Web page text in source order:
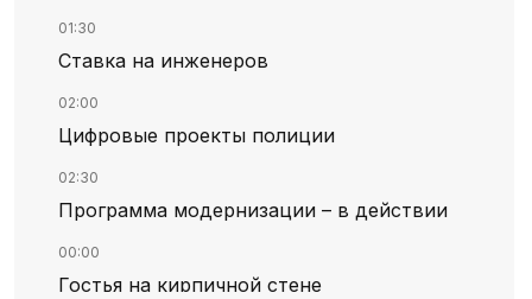
01:30
Ставка на инженеров
02:00
Цифровые проекты полиции
02:30
Программа модернизации – в действии
00:00
Гостья на кирпичной стене